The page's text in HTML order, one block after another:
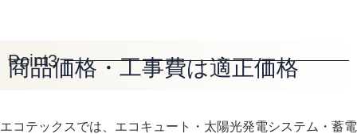
Point3
商品価格・工事費は適正価格
エコテックスでは、エコキュート・太陽光発電システム・蓄電